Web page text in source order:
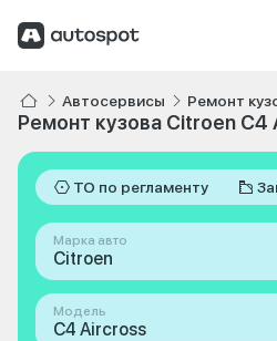
Автосервисы Ремонт
Ремонт кузова Citroen C4
ТО по регламенту
Марка авто
Citroen
Модель
C4 Aircross